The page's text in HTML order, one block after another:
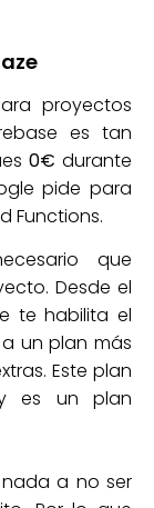
proyectos
es tan
0€ durante
pide para
Functions.
que
Desde el
te habilita el
un plan más
Este plan
y es un plan
nada a no ser